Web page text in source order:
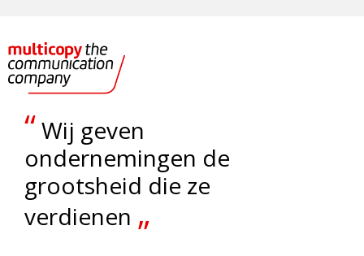
“Wij geven
ondernemingen de
grootsheid die ze
verdienen „